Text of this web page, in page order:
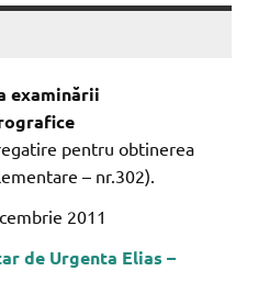
examinării
pentru obtinerea
– nr.302).
2011
de Urgenta Elias –